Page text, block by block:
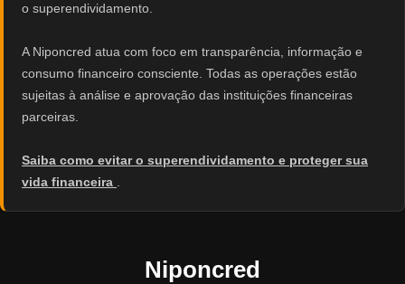
o superendividamento.
A Niponcred atua com foco em transparência, informação e
consumo financeiro consciente. Todas as operações estão
sujeitas à análise e aprovação das instituições financeiras
parceiras.
Saiba como evitar o superendividamento e proteger sua
vida financeira .
Niponcred